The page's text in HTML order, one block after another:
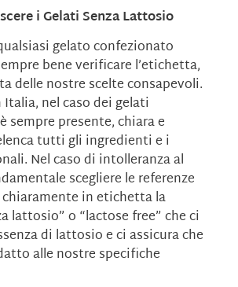
i Gelati Senza Lattosio
gelato confezionato
bene verificare l’etichetta,
delle nostre scelte consapevoli.
nel caso dei gelati
sempre presente, chiara e
tutti gli ingredienti e i
Nel caso di intolleranza al
scegliere le referenze
in etichetta la
lattosio” o “lactose free” che ci
di lattosio e ci assicura che
alle nostre specifiche